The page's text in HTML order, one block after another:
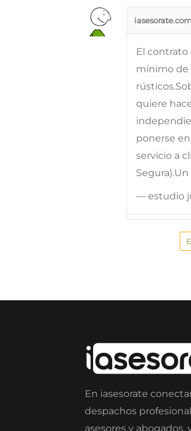
iasesorate.com
El contrato
mínimo de
quiere
ponerse
servicio a
— estudio
En iasesorate
despachos
asesores y